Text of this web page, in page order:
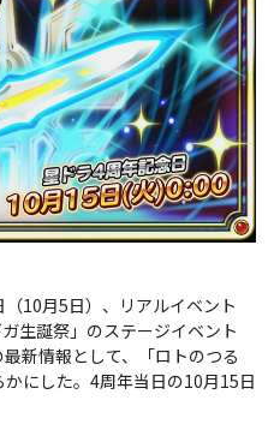
10月5日）、リアルイベント
生誕祭」のステージイベント
新情報として、「ロトのつる
にした。4周年当日の10月15日